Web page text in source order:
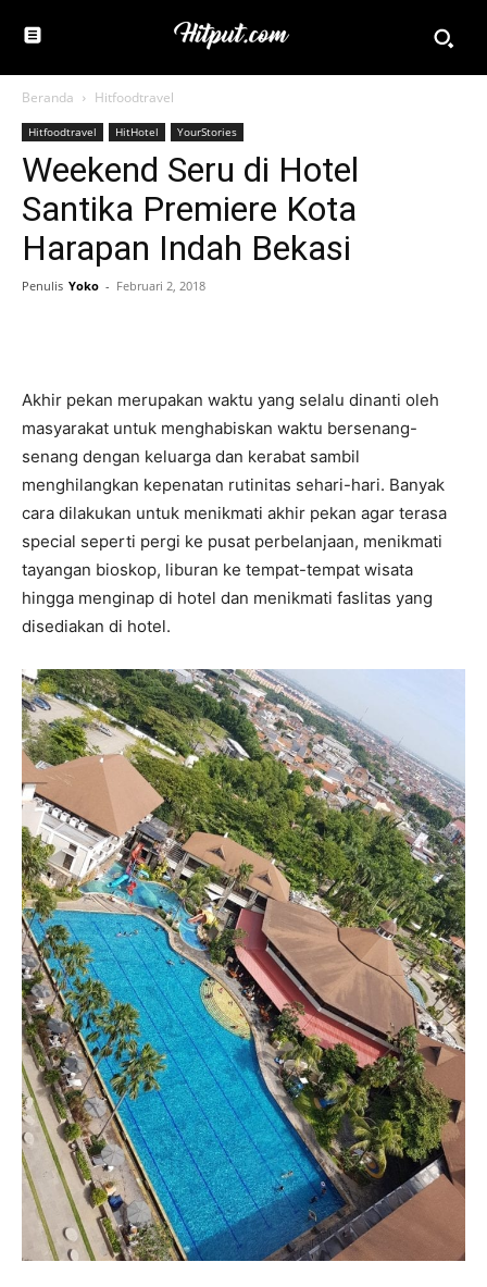
Beranda Hitfoodtravel
Hitfoodtravel HitHotel YourStories
Weekend Seru di Hotel
Santika Premiere Kota
Harapan Indah Bekasi
Penulis Yoko - Februari 2, 2018
Akhir pekan merupakan waktu yang selalu dinanti oleh
masyarakat untuk menghabiskan waktu bersenang-
senang dengan keluarga dan kerabat sambil
menghilangkan kepenatan rutinitas sehari-hari. Banyak
cara dilakukan untuk menikmati akhir pekan agar terasa
special seperti pergi ke pusat perbelanjaan, menikmati
tayangan bioskop, liburan ke tempat-tempat wisata
hingga menginap di hotel dan menikmati faslitas yang
disediakan di hotel.